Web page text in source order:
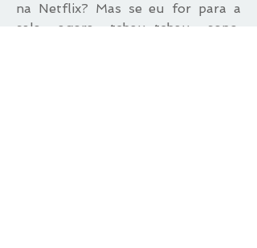
na Netflix? Mas se eu for para a
sala agora tchau-tchau sono.